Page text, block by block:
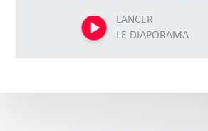
LANCER
LE DIAPORAMA